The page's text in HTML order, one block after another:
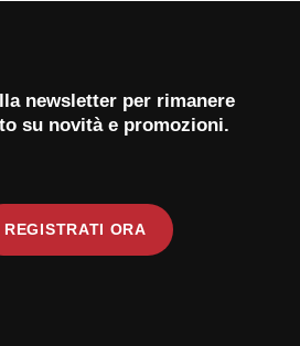
newsletter per rimanere
su novità e promozioni.
REGISTRATI ORA